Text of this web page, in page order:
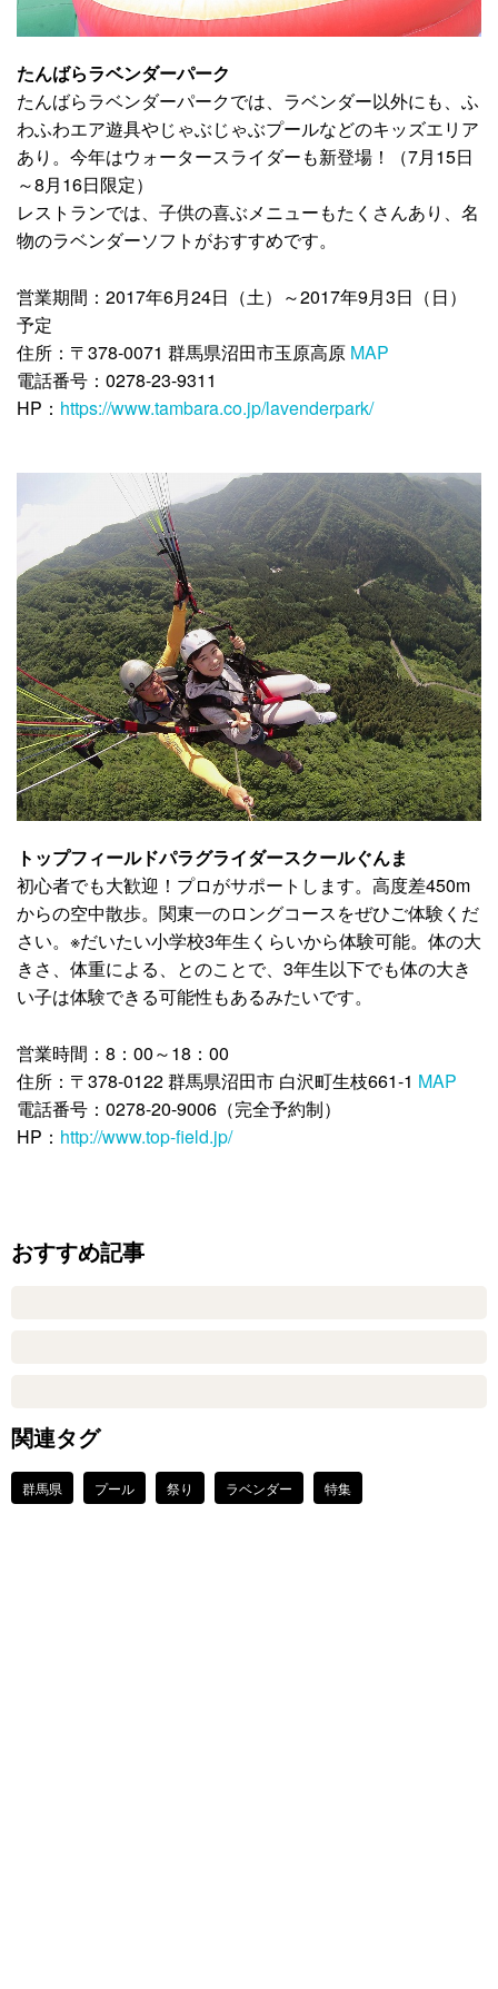
たんばらラベンダーパーク
たんばらラベンダーパークでは、ラベンダー以外にも、ふ
わふわエア遊具やじゃぶじゃぶプールなどのキッズエリア
あり。今年はウォータースライダーも新登場！（7月15日
～8月16日限定）
レストランでは、子供の喜ぶメニューもたくさんあり、名
物のラベンダーソフトがおすすめです。
営業期間：2017年6月24日（土）～2017年9月3日（日）
予定
住所： 〒378-0071 群馬県沼田市玉原高原 MAP
電話番号：0278-23-9311
HP： https://www.tambara.co.jp/lavenderpark/
トップフィールドパラグライダースクールぐんま
初心者でも大歓迎！プロがサポートします。高度差450m
からの空中散歩。関東一のロングコースをぜひご体験くだ
さい。※だいたい小学校3年生くらいから体験可能。体の大
きさ、体重による、とのことで、3年生以下でも体の大き
い子は体験できる可能性もあるみたいです。
営業時間：8：00～18：00
住所：〒378-0122 群馬県沼田市 白沢町生枝661-1 MAP
電話番号：0278-20-9006（完全予約制）
HP： http://www.top-field.jp/
おすすめ記事
関連タグ
群馬県 プール 祭り ラベンダー 特集